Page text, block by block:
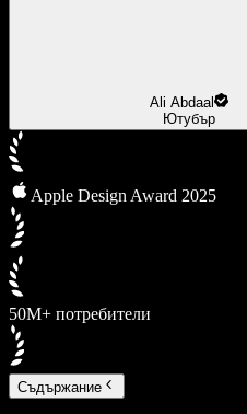
Ali Abdaal
Ютубър
Apple Design Award 2025
50M+ потребители
Съдържание